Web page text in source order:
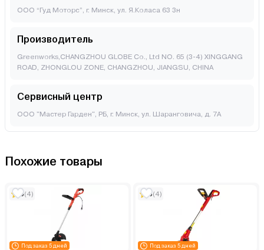
ООО “Гуд Моторс”, г. Минск, ул. Я.Коласа 63 3н
Производитель
Greenworks,CHANGZHOU GLOBE Co., Ltd NO. 65 (3-4) XINGGANG
ROAD, ZHONGLOU ZONE, CHANGZHOU, JIANGSU, CHINA
Сервисный центр
ООО "Мастер Гарден", РБ, г. Минск, ул. Шаранговича, д. 7А
Похожие товары
Под заказ 5 дней
5(4)
Под заказ 5 дней
5(4)